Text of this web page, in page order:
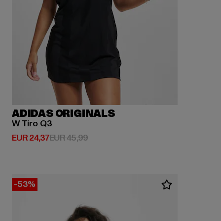
ADIDAS ORIGINALS
W Tiro Q3
EUR 24,37
Derzeitiger Preis: EUR 24,37
EUR 45,99Aktionspreis: EUR 45,99
-53%